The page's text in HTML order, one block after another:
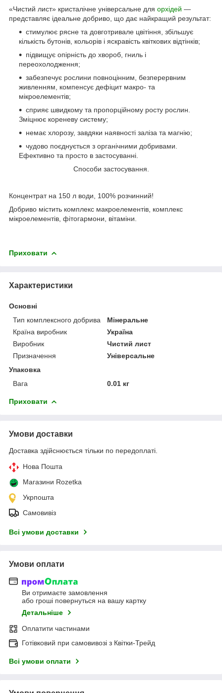
«Чистий лист» кристалічне універсальне для орхідей —
представляє ідеальне добриво, що дає найкращий результат:
стимулює рясне та довготривале цвітіння, збільшує
кількість бутонів, кольорів і яскравість квіткових відтінків;
підвищує опірність до хвороб, гниль і
переохолодження;
забезпечує рослини повноцінним, безперервним
живленням, компенсує дефіцит макро- та
мікроелементів;
сприяє швидкому та пропорційному росту рослин.
Зміцнює кореневу систему;
немає хлорозу, завдяки наявності заліза та магнію;
чудово поєднується з органічними добривами.
Ефективно та просто в застосуванні.
Способи застосування.
Концентрат на 150 л води, 100% розчинний!
Добриво містить комплекс макроелементів, комплекс
мікроелементів, фітогармони, вітаміни.
Приховати
Характеристики
Основні
Тип комплексного добрива
Мінеральне
Країна виробник
Україна
Виробник
Чистий лист
Призначення
Універсальне
Упаковка
Вага
0.01 кг
Приховати
Умови доставки
Доставка здійснюється тільки по передоплаті.
Нова Пошта
Магазини Rozetka
Укрпошта
Самовивіз
Всі умови доставки
Умови оплати
Ви отримаєте замовлення
або гроші повернуться на вашу картку
Детальніше
Оплатити частинами
Готівковий при самовивозі з Квітки-Трейд
Всі умови оплати